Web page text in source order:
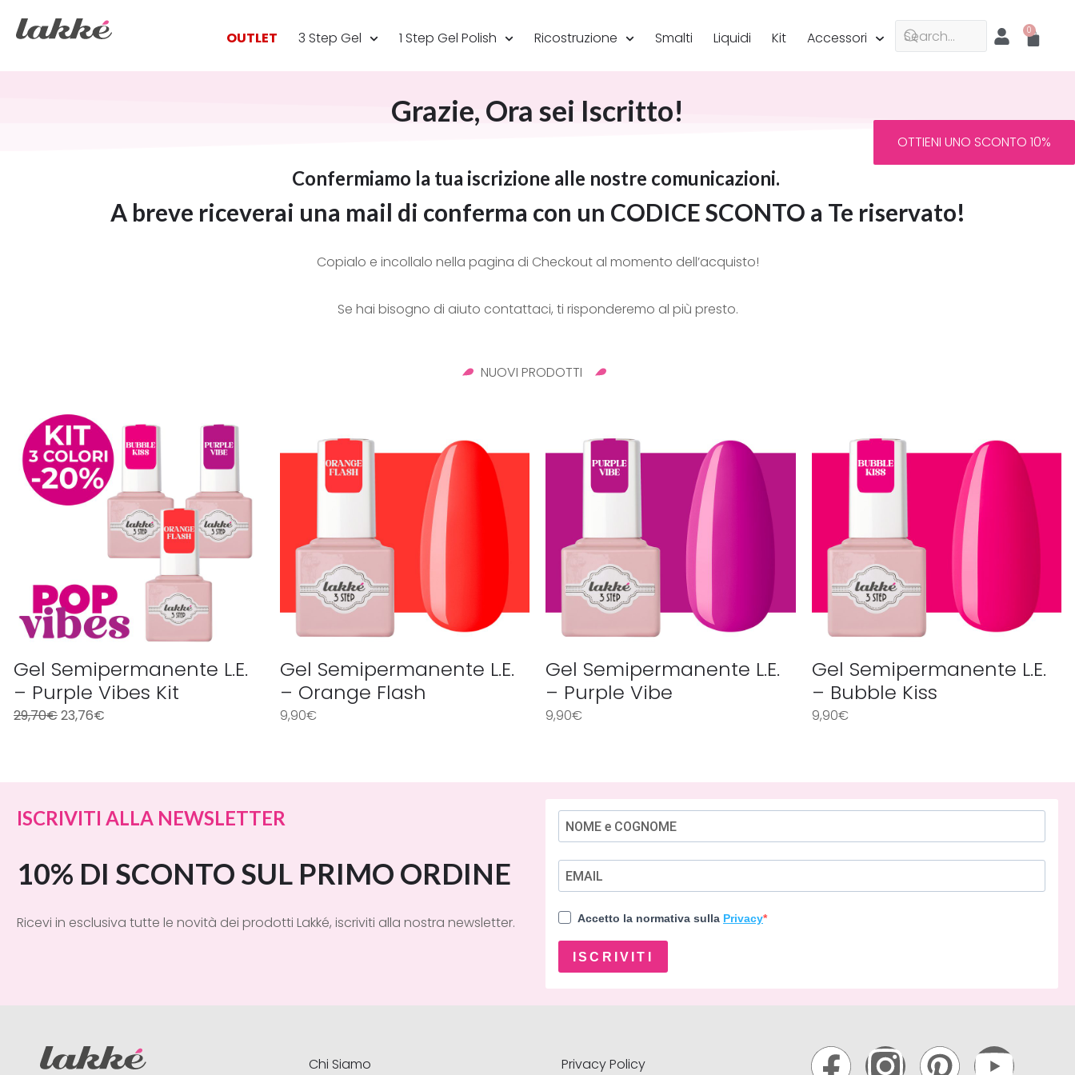
OTTIENI UNO SCONTO 10%
OUTLET 3 Step Gel 1 Step Gel Polish Ricostruzione Smalti Liquidi Kit Accessori
Grazie, Ora sei Iscritto!
Confermiamo la tua iscrizione alle nostre comunicazioni.
A breve riceverai una mail di conferma con un CODICE SCONTO a Te riservato!
Copialo e incollalo nella pagina di Checkout al momento dell’acquisto!
Se hai bisogno di aiuto contattaci, ti risponderemo al più presto.
NUOVI PRODOTTI
Gel Semipermanente L.E.
– Purple Vibes Kit
29,70€23,76€
Gel Semipermanente L.E.
– Orange Flash
9,90€
Gel Semipermanente L.E.
– Purple Vibe
9,90€
Gel Semipermanente L.E.
– Bubble Kiss
9,90€
ISCRIVITI ALLA NEWSLETTER
10% DI SCONTO SUL PRIMO ORDINE
Ricevi in esclusiva tutte le novità dei prodotti Lakké, iscriviti alla nostra newsletter. Accetto la normativa sulla Privacy
ISCRIVITI
Chi Siamo Privacy Policy